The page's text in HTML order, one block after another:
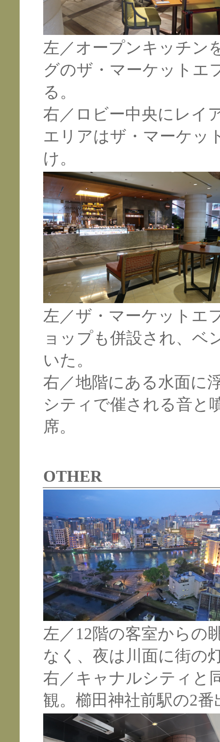
左／オープンキッチン
グのザ・マーケットエ
る。
右／ロビー中央にレイ
エリアはザ・マーケッ
け。
左／ザ・マーケットエ
ョップも併設され、ベ
いた。
右／地階にある水面に
シティで催される音と
席。
OTHER
左／12階の客室からの
なく、夜は川面に街の
右／ キャナルシティと
観。櫛田神社前駅の2